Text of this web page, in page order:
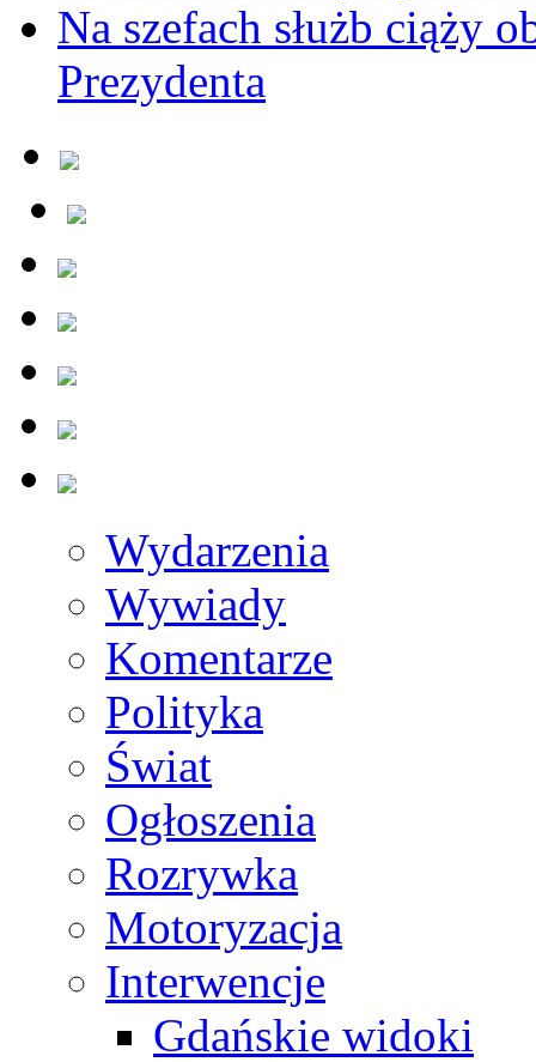
Na szefach służb ciąży
Prezydenta
Wydarzenia
Wywiady
Komentarze
Polityka
Świat
Ogłoszenia
Rozrywka
Motoryzacja
Interwencje
Gdańskie widoki